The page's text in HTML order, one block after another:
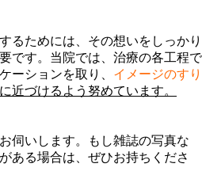
るためには、その想いをしっかり
です。当院では、治療の各工程で
ーションを取り、 イメージのすり
近づけるよう努めています。
伺いします。もし雑誌の写真な
ある場合は、ぜひお持ちくださ